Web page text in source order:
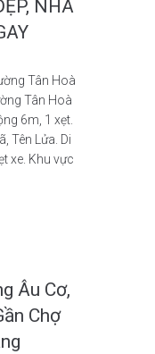
NHÀ
Tân Hoà
Tân Hoà
6m, 1 xẹt.
Tên Lửa. Di
xe. Khu vực
Âu Cơ,
Chợ